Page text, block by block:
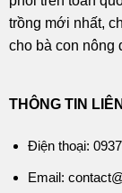
trồng mới nhất,
cho bà con nông
THÔNG TIN
Điện thoại:
Email: